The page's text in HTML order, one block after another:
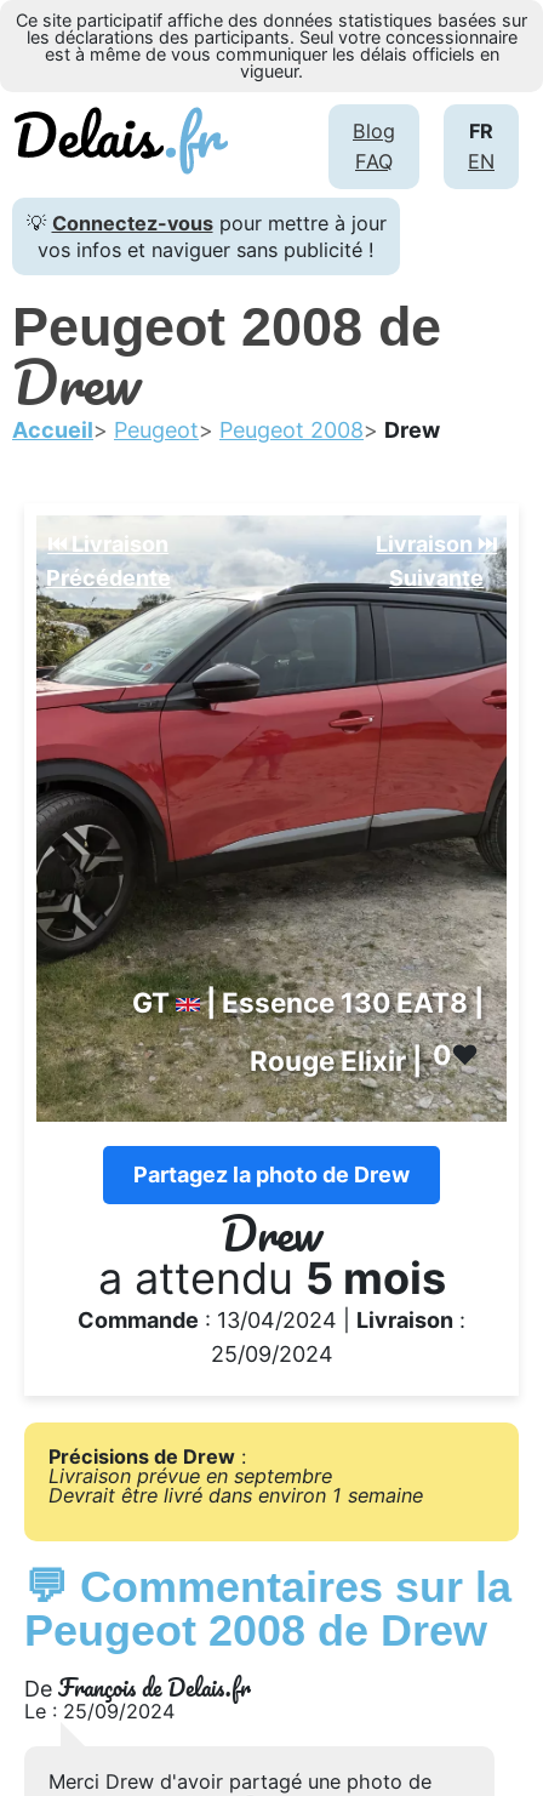
Ce site participatif affiche des données statistiques basées sur
les déclarations des participants. Seul votre concessionnaire
est à même de vous communiquer les délais officiels en
vigueur.
FR
EN
Blog
FAQ
💡 Connectez-vouspour mettre à jour
vos infos et naviguer sans publicité !
Peugeot 2008 de
Drew
Accueil Peugeot Peugeot 2008 Drew
⏮️ Livraison
Précédente
Livraison ⏭️
Suivante️
GT
| Essence 130 EAT8 |
Rouge Elixir |0❤️
Partagez la photo de Drew
Drew
a attendu 5 mois
Commande : 13/04/2024 | Livraison :
25/09/2024
Précisions de Drew :
Livraison prévue en septembre
Devrait être livré dans environ 1 semaine
💬 Commentaires sur la
Peugeot 2008 de Drew
De François de Delais.fr
Le : 25/09/2024
Merci Drew d'avoir partagé une photo de